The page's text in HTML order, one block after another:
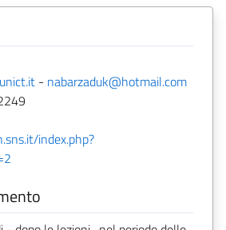
- nabarzaduk@hotmail.com
index.php?